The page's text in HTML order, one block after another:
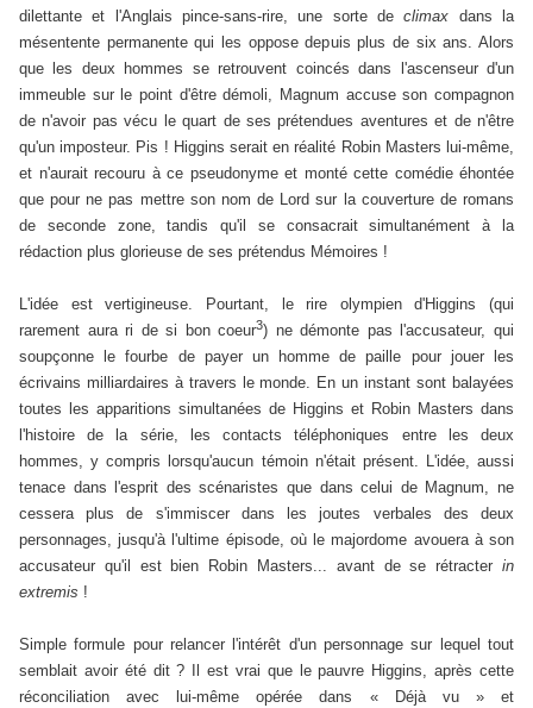
dilettante et l'Anglais pince-sans-rire, une sorte declimax dans la
mésentente permanente qui les oppose depuis plus de six ans. Alors
que les deux hommes se retrouvent coincés dans l'ascenseur d'un
immeuble sur le point d'être démoli, Magnum accuse son compagnon
de n'avoir pas vécu le quart de ses prétendues aventures et de n'être
qu'un imposteur. Pis ! Higgins serait en réalité Robin Masters lui-même,
et n'aurait recouru à ce pseudonyme et monté cette comédie éhontée
que pour ne pas mettre son nom de Lord sur la couverture de romans
de seconde zone, tandis qu'il se consacrait simultanément à la
rédaction plus glorieuse de ses prétendus Mémoires !
L'idée est vertigineuse. Pourtant, le rire olympien d'Higgins (qui
rarement aura ri de si bon coeur3) ne démonte pas l'accusateur, qui
soupçonne le fourbe de payer un homme de paille pour jouer les
écrivains milliardaires à travers le monde. En un instant sont balayées
toutes les apparitions simultanées de Higgins et Robin Masters dans
l'histoire de la série, les contacts téléphoniques entre les deux
hommes, y compris lorsqu'aucun témoin n'était présent. L'idée, aussi
tenace dans l'esprit des scénaristes que dans celui de Magnum, ne
cessera plus de s'immiscer dans les joutes verbales des deux
personnages, jusqu'à l'ultime épisode, où le majordome avouera à son
accusateur qu'il est bien Robin Masters... avant de se rétracter in
extremis !
Simple formule pour relancer l'intérêt d'un personnage sur lequel tout
semblait avoir été dit ? Il est vrai que le pauvre Higgins, après cette
réconciliation avec lui-même opérée dans « Déjà vu » et